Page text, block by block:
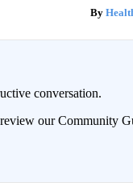
conversation.
our Community